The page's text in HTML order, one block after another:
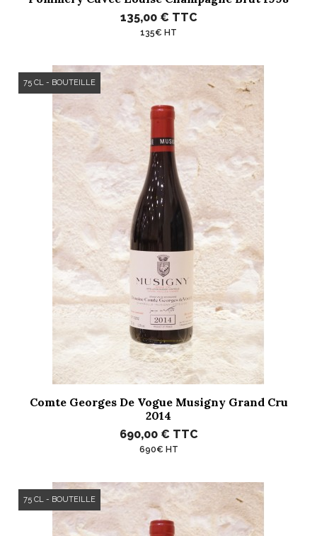
135,00 € TTC
135€ HT
Comte Georges De Vogue Musigny Grand Cru
2014
690,00 € TTC
690€ HT
75 CL - BOUTEILLE
75 CL - BOUTEILLE